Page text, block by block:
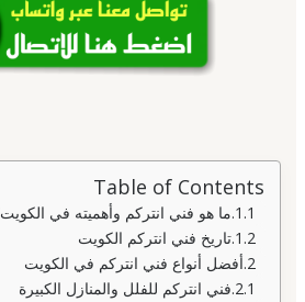
Table of Contents
ما هو فني انتركم وأهميته في
تاريخ فني انتركم الكويت
أفضل أنواع فني انتركم في الكويت
فني انتركم للفلل والمنازل الكبيرة